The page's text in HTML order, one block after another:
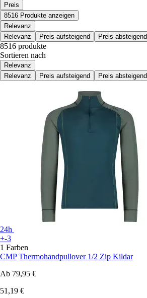
Preis
8516 Produkte anzeigen
Relevanz
Relevanz
Preis aufsteigend Preis absteigend
8516 produkte
Sortieren nach
Relevanz
Relevanz
Preis aufsteigend Preis absteigend
24h
+-3
1 Farben
CMP Thermohandpullover 1/2 Zip Kildar
Ab 79,95 €
51,19 €